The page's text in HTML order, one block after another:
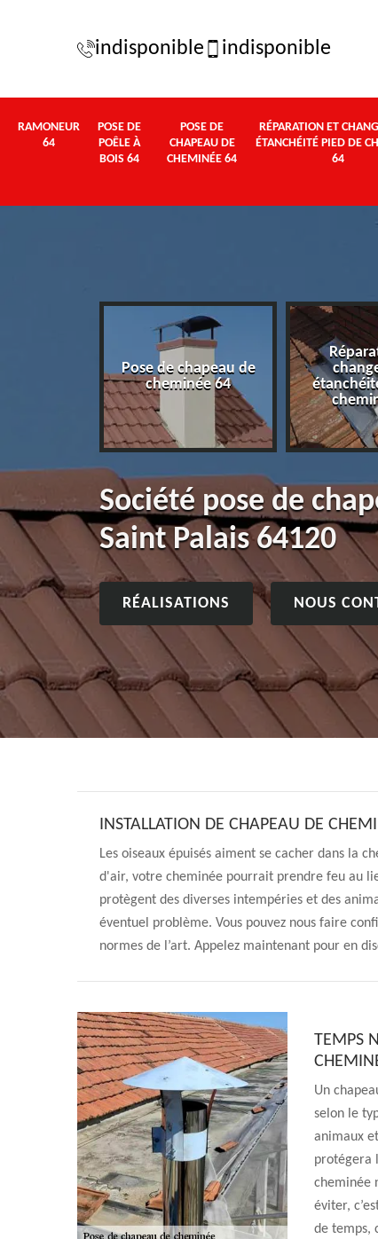
indisponible indisponible
RAMONEUR
64
POSE DE
POÊLE À
BOIS 64
POSE DE
CHAPEAU DE
CHEMINÉE 64
RÉPARATION ET
ÉTANCHÉITÉ PIED DE
64
Pose de chapeau de
cheminée 64
Société pose de
Saint Palais 64120
RÉALISATIONS NOUS
INSTALLATION DE CHAPEAU DE
Les oiseaux épuisés aiment se cacher dans la
d'air, votre cheminée pourrait prendre feu au
protègent des diverses intempéries et des
éventuel problème. Vous pouvez nous faire
normes de l’art. Appelez maintenant pour en
TEMPS
Un
selon le
animaux
protégera
cheminée
éviter,
de temps,